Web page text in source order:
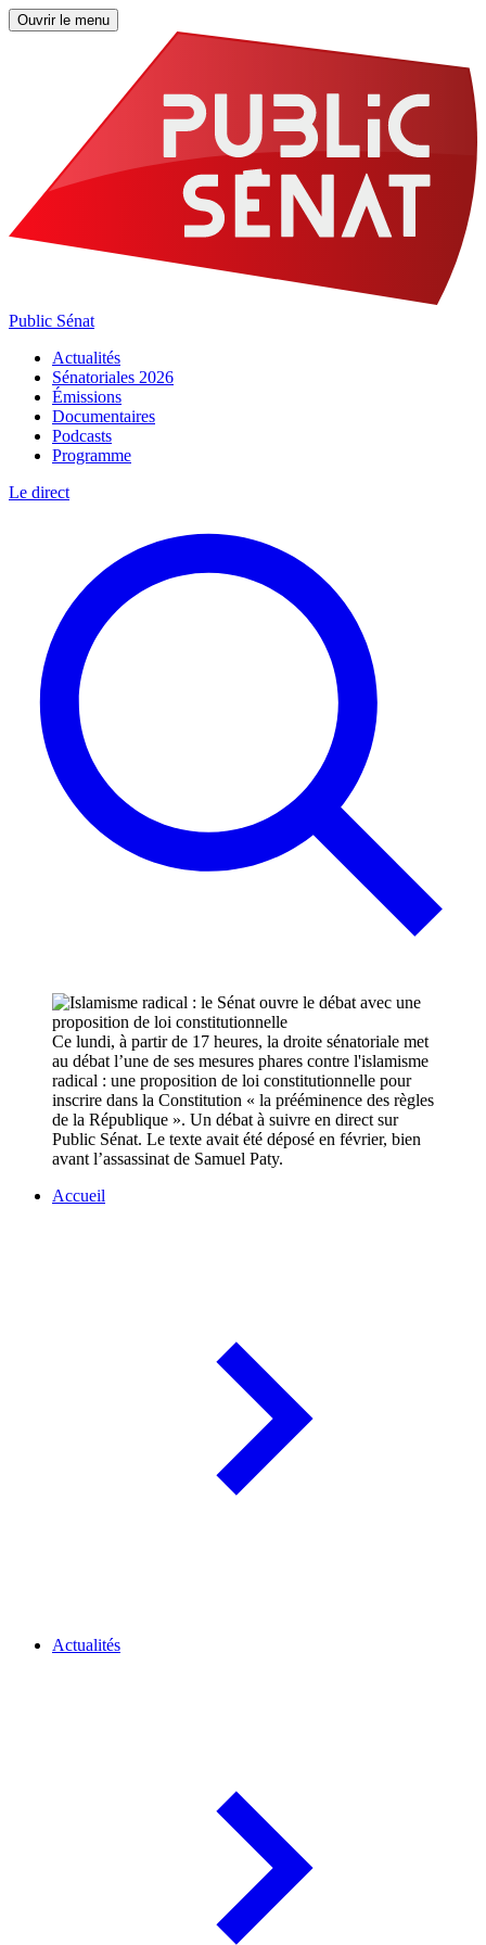
Ouvrir le menu
Public Sénat
Actualités
Sénatoriales 2026
Émissions
Documentaires
Podcasts
Programme
Le direct
Ce lundi, à partir de 17 heures, la droite sénatoriale met
au débat l’une de ses mesures phares contre l'islamisme
radical : une proposition de loi constitutionnelle pour
inscrire dans la Constitution « la prééminence des règles
de la République ». Un débat à suivre en direct sur
Public Sénat. Le texte avait été déposé en février, bien
avant l’assassinat de Samuel Paty.
Accueil
Actualités